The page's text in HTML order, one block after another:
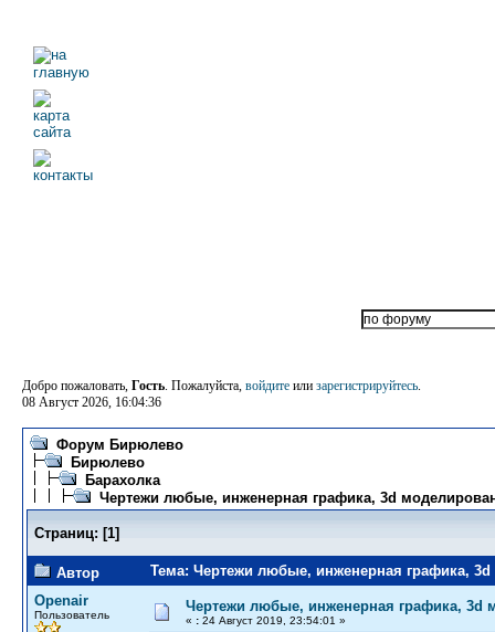
Добро пожаловать, Гость. Пожалуйста, войдите или зарегистрируйтесь.
08 Август 2026, 16:04:36
Форум Бирюлево
Бирюлево
Барахолка
Чертежи любые, инженерная графика, 3d
Страниц: [1]
Автор
Тема: Чертежи любые, инженерная графика,
Openair
Пользователь
Чертежи любые, инженерная графика, 3d
« : 24 Август 2019, 23:54:01 »